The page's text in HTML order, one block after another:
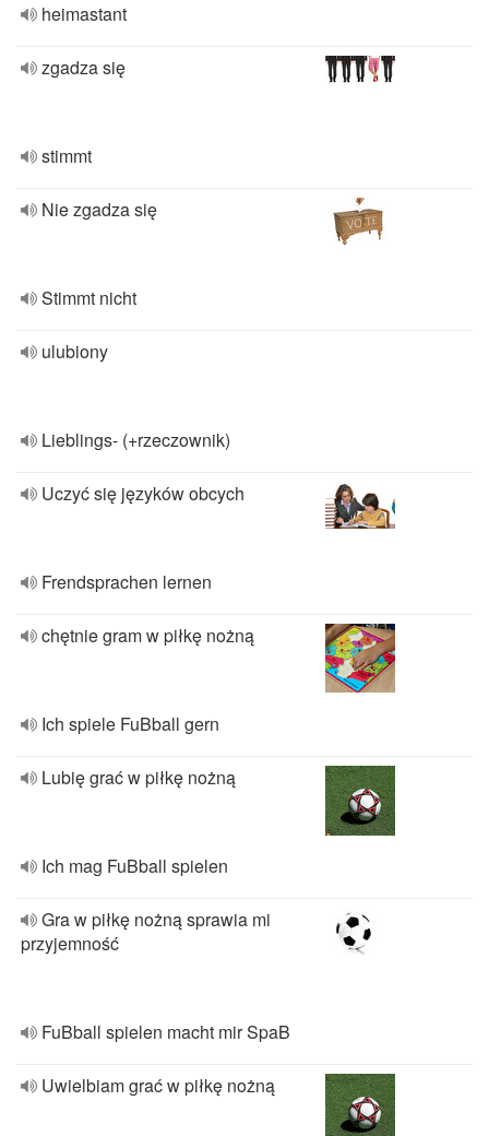
heimastant
zgadza się
stimmt
Nie zgadza się
Stimmt nicht
ulubiony
Lieblings- (+rzeczownik)
Uczyć się języków obcych
Frendsprachen lernen
chętnie gram w piłkę nożną
Ich spiele FuBball gern
Lubię grać w piłkę nożną
Ich mag FuBball spielen
Gra w piłkę nożną sprawia mi
przyjemność
FuBball spielen macht mir SpaB
Uwielbiam grać w piłkę nożną